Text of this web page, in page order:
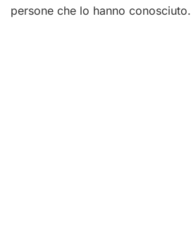
persone che lo hanno conosciuto.